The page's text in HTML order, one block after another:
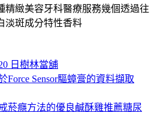
精緻美容牙科醫療服務幾個透過往
淡斑成分特性香料
日 類
樹林當舖
Force Sensor驅蟑膏的資料擷取
菸癮方法的優良鹹酥雞推薦糖尿